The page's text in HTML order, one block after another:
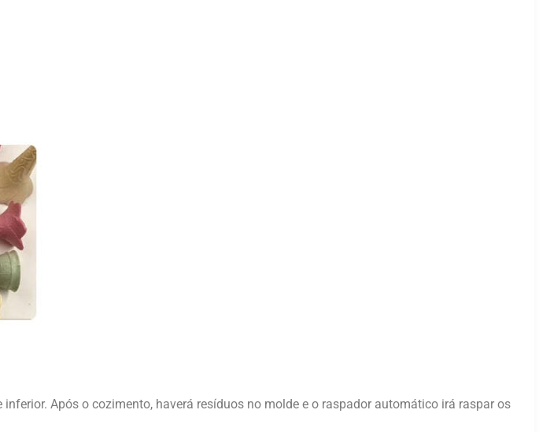
Após o cozimento, haverá resíduos no molde e o raspador automático irá raspar os